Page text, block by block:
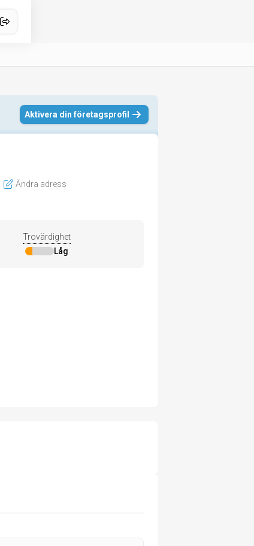
Aktivera din företagsprofil
Ändra adress
Trovärdighet
Låg